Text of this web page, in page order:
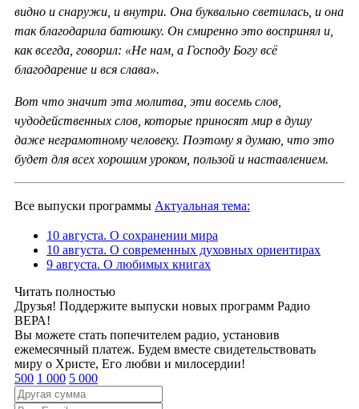
видно и снаружи, и внутри. Она буквально светилась, и она
так благодарила батюшку. Он смиренно это воспринял и,
как всегда, говорил: «Не нам, а Господу Богу всё
благодарение и вся слава».
Вот что значит эта молитва, эти восемь слов,
чудодейственных слов, которые приносят мир в душу
даже неграмотному человеку. Поэтому я думаю, что это
будет для всех хорошим уроком, пользой и наставлением.
Все выпуски программы Актуальная тема:
10 августа. О сохранении мира
10 августа. О современных духовных ориентирах
9 августа. О любимых книгах
Читать полностью
Друзья! Поддержите выпуски новых программ Радио
ВЕРА!
Вы можете стать попечителем радио, установив
ежемесячный платеж. Будем вместе свидетельствовать
миру о Христе, Его любви и милосердии!
500 1 000 5 000